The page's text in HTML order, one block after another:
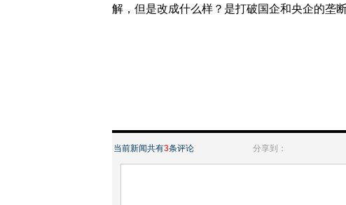
解，但是改成什么样？是打破国企和央企的垄
当前新闻共有3条评论 分享到：